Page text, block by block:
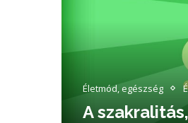
Életmód, egészség
A